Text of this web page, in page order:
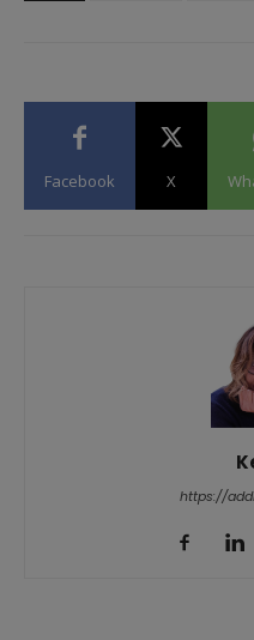
Facebook X
https://